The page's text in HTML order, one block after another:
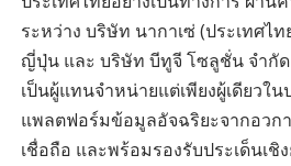
ระหว่าง บริษัท นากาเซ่ (ประเทศไ
ญี่ปุ่น และ บริษัท บีทูจี โซลูชั่น จำกัด
เป็นผู้แทนจำหน่ายแต่เพียงผู้เดียวใน
แพลตฟอร์มข้อมูลอัจฉริยะจากอวก
เชื่อถือ และพร้อมรองรับประเด็นเ